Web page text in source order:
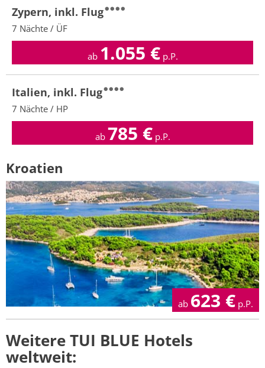
Zypern, inkl. Flug
7 Nächte / ÜF
ab 1.055 € p.P.
Italien, inkl. Flug
7 Nächte / HP
ab 785 € p.P.
Kroatien
ab 623 € p.P.
Weitere TUI BLUE Hotels
weltweit: